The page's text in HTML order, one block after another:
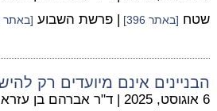
שטח [באתר 396] | פרשת השבוע [באתר 119]
הבניינים אינם מיועדים רק
6 אוגוסט, 2025 | ד"ר אברהם בן עזרא